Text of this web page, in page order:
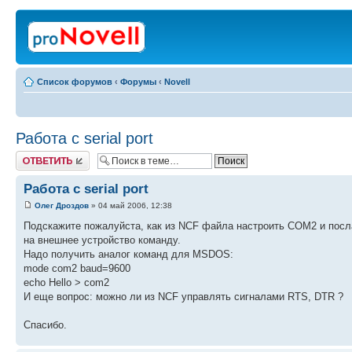
Список форумов ‹ Форумы ‹ Novell
Работа с serial port
Ответить
Работа с serial port
Олег Дроздов » 04 май 2006, 12:38
Подскажите пожалуйста, как из NCF файла настроить COM2 и
на внешнее устройство команду.
Надо получить аналог команд для MSDOS:
mode com2 baud=9600
echo Hello > com2
И еще вопрос: можно ли из NCF управлять сигналами RTS, DTR ?
Спасибо.